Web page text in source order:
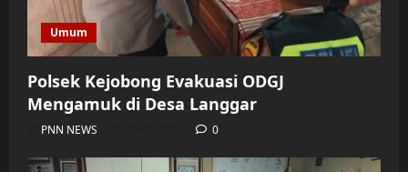
Umum
Polsek Kejobong Evakuasi ODGJ
Mengamuk di Desa Langgar
PNN NEWS 0